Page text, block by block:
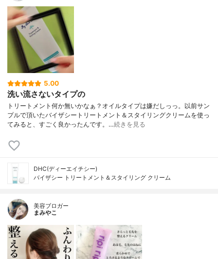
5.00
洗い流さないタイプの
トリートメント何か無いかなぁ？オイルタイプは嫌だしっっ。以前サン
プルで頂いたバイザシートリートメント＆スタイリングクリームを使っ
てみると、すごく良かったんです。…続きを見る
DHC(ディーエイチシー)
バイザシー トリートメント＆スタイリング クリーム
美容ブロガー
まみやこ